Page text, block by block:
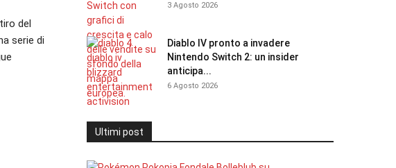
del
serie di
3 Agosto 2026
Diablo IV pronto a invadere
Nintendo Switch 2: un insider
anticipa...
6 Agosto 2026
Ultimi post